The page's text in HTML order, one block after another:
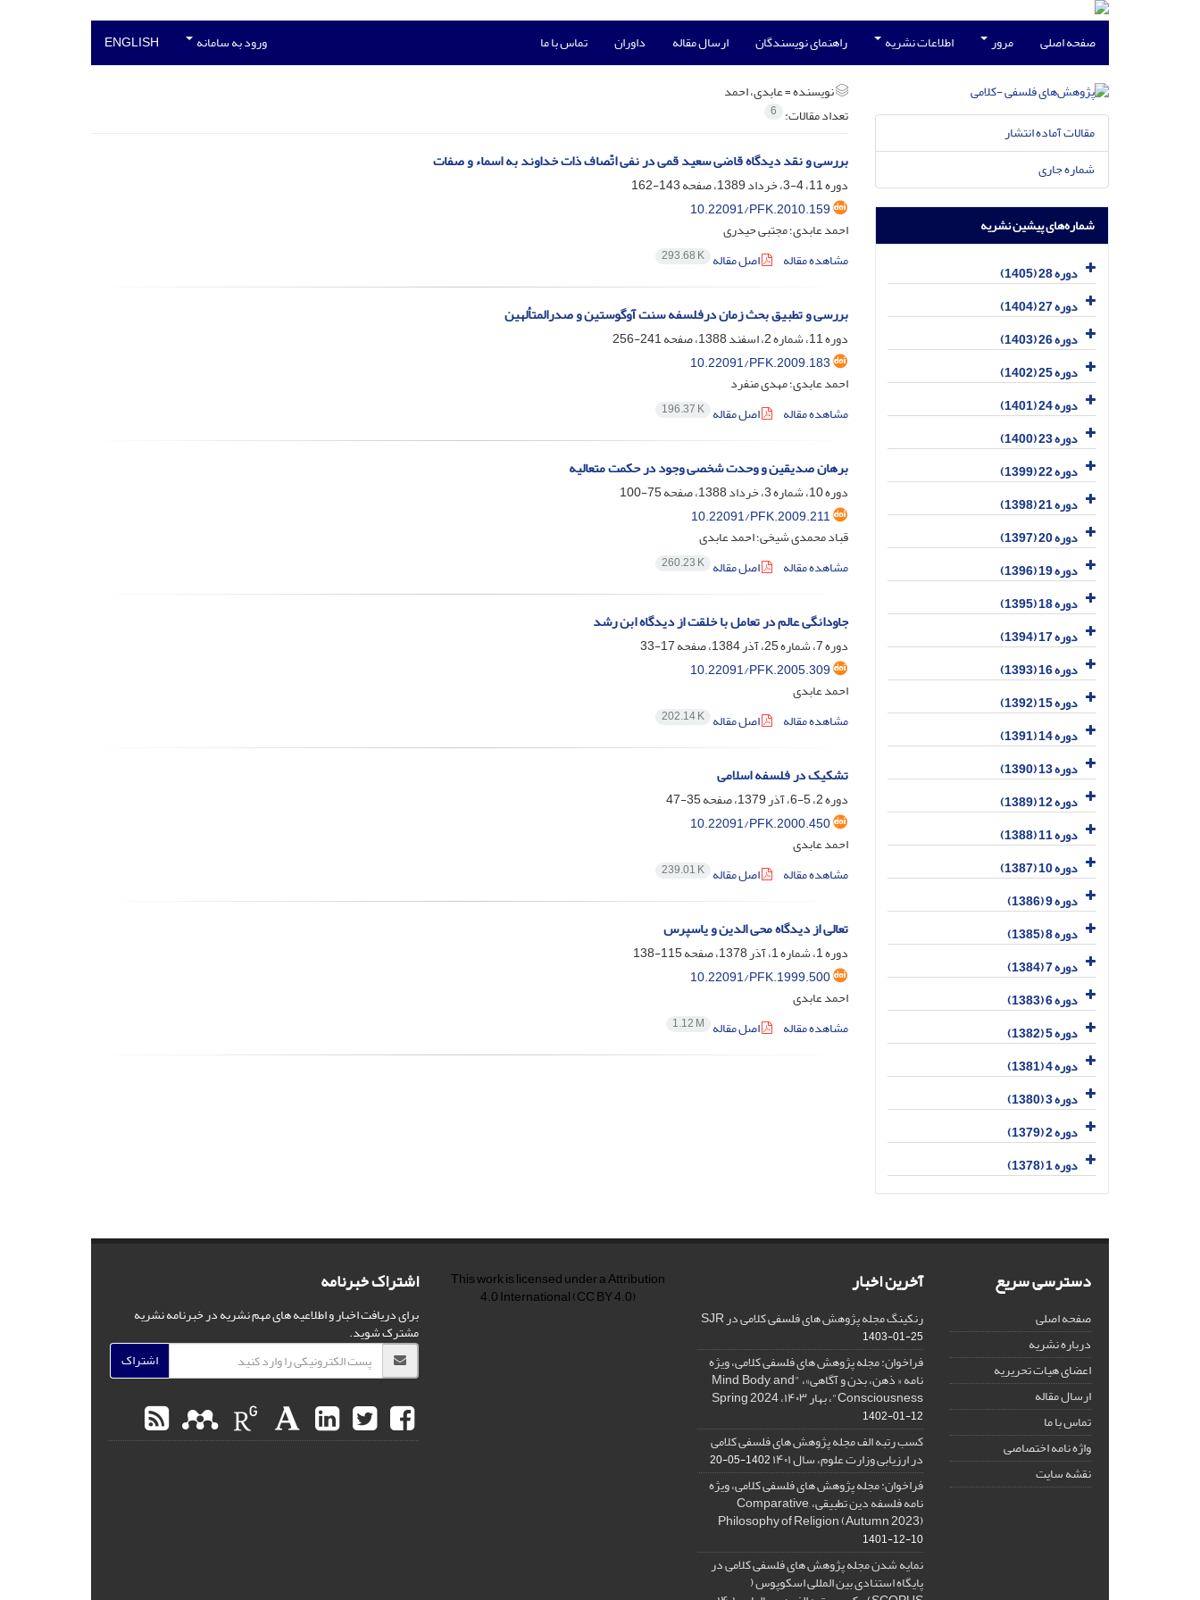
صفحه اصلی مرور اطلاعات نشریه راهنمای نویسندگان ارسال مقاله داوران تماس با ما ورود به سامانه ENGLISH
نویسنده =عابدی، احمد
تعداد مقالات: 6
بررسی و نقد دیدگاه قاضی سعید قمی‌ در نفی اتّصاف ذات خداوند به اسماء و صفات
دوره 11، 4-3، خرداد 1389، صفحه
143-162
10.22091/PFK.2010.159
احمد عابدی؛ مجتبی حیدری
مشاهده مقاله
اصل مقاله 293.68 K
بررسى و تطبیق بحث زمان درفلسفه سنت آوگوستین و صدرالمتألهین
دوره 11، شماره 2، اسفند 1388، صفحه
241-256
10.22091/PFK.2009.183
احمد عابدی؛ مهدی منفرد
مشاهده مقاله
اصل مقاله 196.37 K
برهان صدیقین و وحدت شخصی وجود در حکمت متعالیه
دوره 10، شماره 3، خرداد 1388، صفحه
75-100
10.22091/PFK.2009.211
قباد محمدی شیخی؛ احمد عابدی
مشاهده مقاله
اصل مقاله 260.23 K
جاودانگی عالم در تعامل با خلقت از دیدگاه ابن رشد
دوره 7، شماره 25، آذر 1384، صفحه
17-33
10.22091/PFK.2005.309
احمد عابدی
مشاهده مقاله
اصل مقاله 202.14 K
تشکیک در فلسفه اسلامی
دوره 2، 5-6، آذر 1379، صفحه
35-47
10.22091/PFK.2000.450
احمد عابدی
مشاهده مقاله
اصل مقاله 239.01 K
تعالی از دیدگاه محی الدین و یاسپرس
دوره 1، شماره 1، آذر 1378، صفحه
115-138
10.22091/PFK.1999.500
احمد عابدی
مشاهده مقاله
اصل مقاله 1.12 M
مقالات آماده انتشار
شماره جاری
شماره‌های پیشین نشریه
دوره 28 (1405)
دوره 27 (1404)
دوره 26 (1403)
دوره 25 (1402)
دوره 24 (1401)
دوره 23 (1400)
دوره 22 (1399)
دوره 21 (1398)
دوره 20 (1397)
دوره 19 (1396)
دوره 18 (1395)
دوره 17 (1394)
دوره 16 (1393)
دوره 15 (1392)
دوره 14 (1391)
دوره 13 (1390)
دوره 12 (1389)
دوره 11 (1388)
دوره 10 (1387)
دوره 9 (1386)
دوره 8 (1385)
دوره 7 (1384)
دوره 6 (1383)
دوره 5 (1382)
دوره 4 (1381)
دوره 3 (1380)
دوره 2 (1379)
دوره 1 (1378)
دسترسی سریع
صفحه اصلی
درباره نشریه
اعضای هیات تحریریه
ارسال مقاله
تماس با ما
واژه نامه اختصاصی
نقشه سایت
آخرین اخبار
رنکینگ مجله پژوهش های فلسفی کلامی در SJR
1403-01-25
فراخوان: مجله پژوهش های فلسفی کلامی، ویژه
نامه « ذهن، بدن و آگاهی»، "Mind, Body, and
Consciousness"، بهار ۱۴۰۳، Spring 2024
1402-01-12
کسب رتبه الف مجله پژوهش های فلسفی کلامی
در ارزیابی وزارت علوم، سال ۱۴۰۱ 1402-05-20
فراخوان: مجله پژوهش های فلسفی کلامی، ویژه
نامه فلسفه دین تطبیقی، ,Comparative
Philosophy of Religion (Autumn 2023)
1401-12-10
نمایه شدن مجله پژوهش های فلسفی کلامی در
پایگاه استنادی بین المللی اسکوپوس (
This work is licensed under aAttribution
4.0 International(CC BY 4.0) اشتراک خبرنامه
برای دریافت اخبار و اطلاعیه های مهم نشریه در خبرنامه نشریه
مشترک شوید.
اشتراک